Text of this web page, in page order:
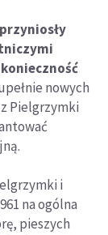
nowych
Pielgrzymki
i
na ogólna
pieszych